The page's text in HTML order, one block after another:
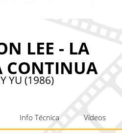
LEE - LA
CONTINUA
YU (1986)
Info Técnica Vídeos